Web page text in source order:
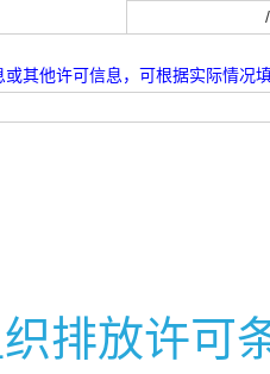
/
其他许可信息，可根据实际情况
排放许可